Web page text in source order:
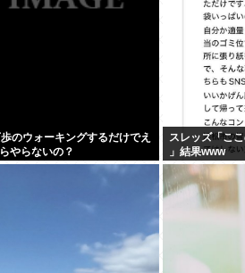
のウォーキングするだけでえ
やらないの？
スレッズ「こ
」結果www